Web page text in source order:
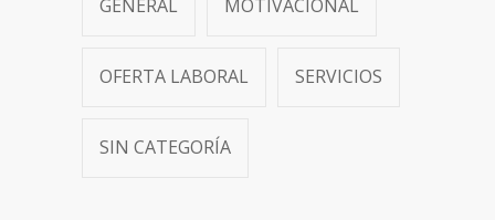
GENERAL MOTIVACIONAL
OFERTA LABORAL SERVICIOS
SIN CATEGORÍA